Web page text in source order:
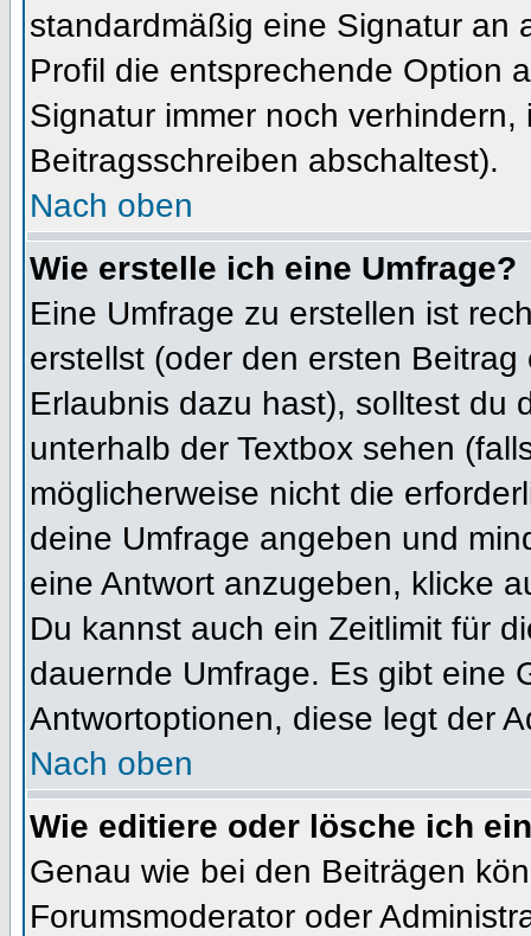
standardmäßig eine Signatur an
Profil die entsprechende Option
Signatur immer noch
Beitragsschreiben abschaltest).
Nach oben
Wie erstelle ich eine Umfrage?
Eine Umfrage zu erstellen ist
erstellst (oder den ersten
Erlaubnis dazu hast), solltest du
unterhalb der Textbox sehen
möglicherweise nicht die
deine Umfrage angeben und
eine Antwort anzugeben, klicke
Du kannst auch ein Zeitlimit für
dauernde Umfrage. Es gibt eine
Antwortoptionen, diese legt der
Nach oben
Wie editiere oder lösche ich
Genau wie bei den Beiträgen
Forumsmoderator oder